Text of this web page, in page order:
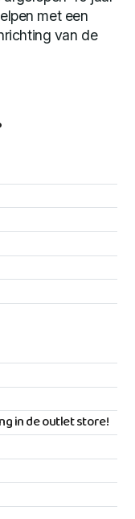
met een
van de
in de outlet store!